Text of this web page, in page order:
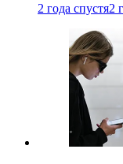
2 года спустя2